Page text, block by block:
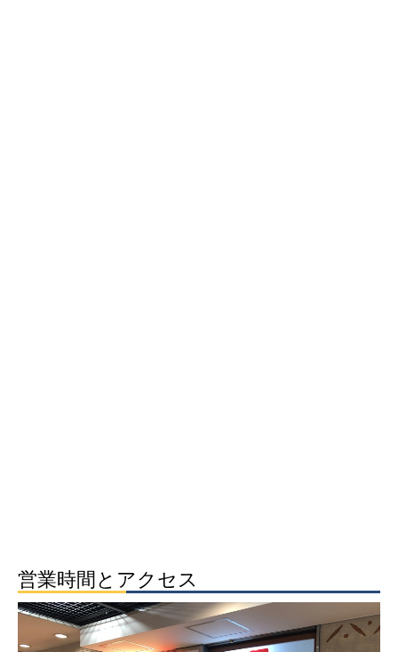
営業時間とアクセス